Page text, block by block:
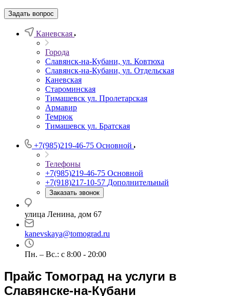
Задать вопрос
Каневская
Города
Славянск-на-Кубани, ул. Ковтюха
Славянск-на-Кубани, ул. Отдельская
Каневская
Староминская
Тимашевск ул. Пролетарская
Армавир
Темрюк
Тимашевск ул. Братская
+7(985)219-46-75 Основной
Телефоны
+7(985)219-46-75 Основной
+7(918)217-10-57 Дополнительный
Заказать звонок
улица Ленина, дом 67
kanevskaya@tomograd.ru
Пн. – Вс.: c 8:00 - 20:00
Прайс Томоград на услуги в
Славянске-на-Кубани